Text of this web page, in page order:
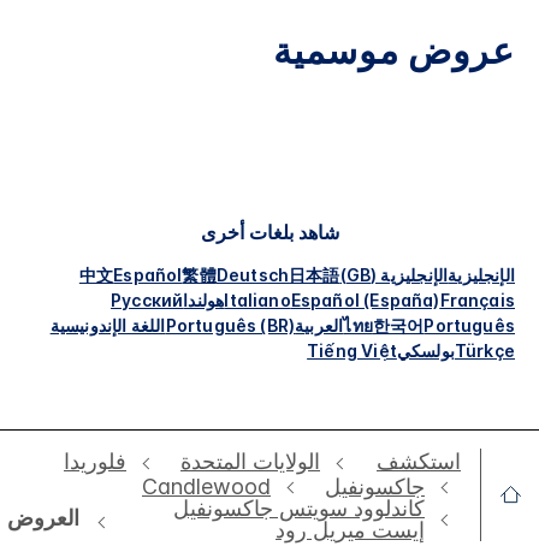
عروض موسمية
شاهد بلغات أخرى
الإنجليزيةالإنجليزية (GB) 日本語
Deutsch
繁體
Español
中文
Français
Español (España)
ItalianoهولنداРусский
Português
한국어
ไทยالعربيةPortuguês (BR)اللغة الإندونيسية
TürkçeبولسكيTiếng Việt
استكشف الولايات المتحدة
فلوريدا
جاكسونفيل
Candlewood
كاندلوود سويتس جاكسونفيل
إيست ميريل رود
العروض